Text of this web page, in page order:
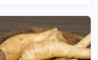
Vista